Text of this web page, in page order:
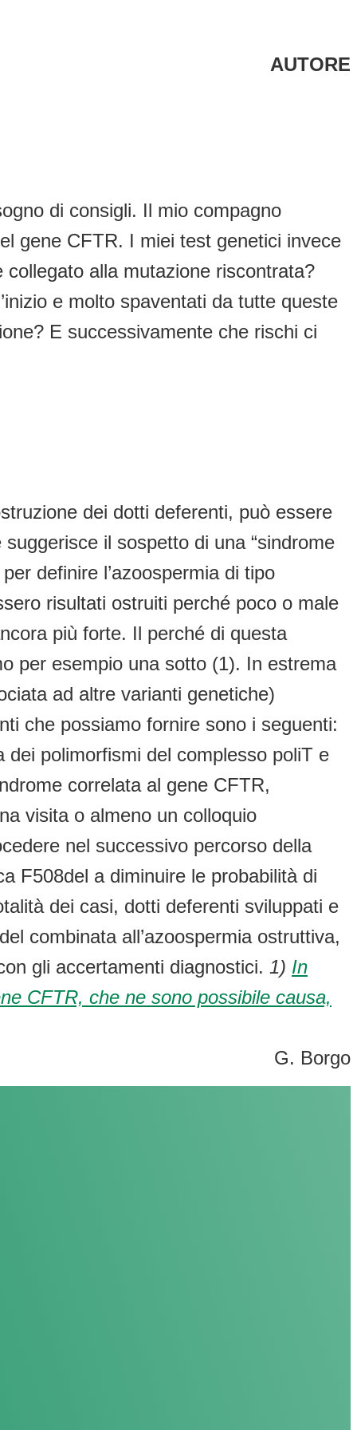
AUTORE
di consigli. Il mio compagno
gene CFTR. I miei test genetici invece
alla mutazione riscontrata?
e molto spaventati da tutte queste
E successivamente che rischi ci
dei dotti deferenti, può essere
il sospetto di una “sindrome
definire l’azoospermia di tipo
risultati ostruiti perché poco o male
più forte. Il perché di questa
per esempio una sotto (1). In estrema
ad altre varianti genetiche)
che possiamo fornire sono i seguenti:
polimorfismi del complesso poliT e
correlata al gene CFTR,
visita o almeno un colloquio
nel successivo percorso della
F508del a diminuire le probabilità di
dei casi, dotti deferenti sviluppati e
combinata all’azoospermia ostruttiva,
gli accertamenti diagnostici. 1) In
CFTR, che ne sono possibile causa,
G. Borgo